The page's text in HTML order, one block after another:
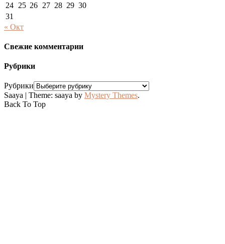
24 25 26 27 28 29 30
31
« Окт
Свежие комментарии
Рубрики
Рубрики
Saaya | Theme: saaya by Mystery Themes.
Back To Top